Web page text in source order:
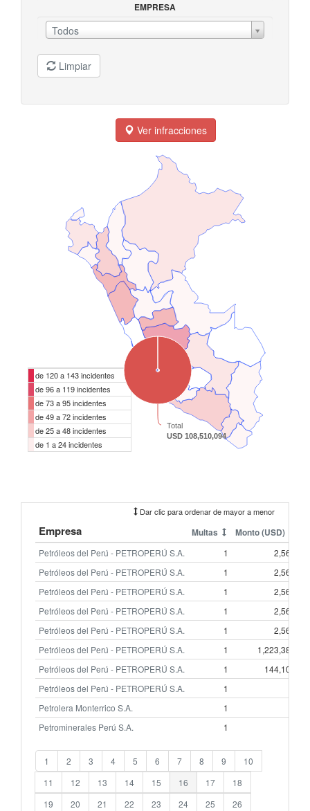
EMPRESA
Todos
Limpiar
Ver infracciones
de 120 a 143 incidentes
de 96 a 119 incidentes
de 73 a 95 incidentes
de 49 a 72 incidentes
de 25 a 48 incidentes
de 1 a 24 incidentes
Total
USD 108,510,094
Dar clic para ordenar de mayor a menor
Empresa Multas Monto (USD)
Petróleos del Perú - PETROPERÚ S.A. 1
2,563
Petróleos del Perú - PETROPERÚ S.A.
1
2,563
Petróleos del Perú - PETROPERÚ S.A.
1
2,563
Petróleos del Perú - PETROPERÚ S.A.
1 2,563
Petróleos del Perú - PETROPERÚ S.A.
1 2,563
Petróleos del Perú - PETROPERÚ S.A.
1 1,223,384
Petróleos del Perú - PETROPERÚ S.A.
1
144,108
Petróleos del Perú - PETROPERÚ S.A.
1
Petrolera Monterrico S.A.
1
Petrominerales Perú S.A.
1
1 2 3 4 5 6 7 8 9
10
11
12 13 14 15 16 17
18
19
20 21 22 23 24 25
26